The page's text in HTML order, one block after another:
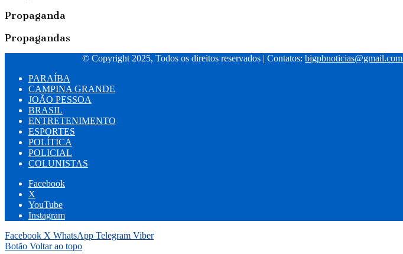
Propaganda
Propagandas
© Copyright 2025, Todos os direitos reservados | Contatos:bigpbnoticias@gmail.com
PARAÍBA
CAMPINA GRANDE
JOÃO PESSOA
BRASIL
ENTRETENIMENTO
ESPORTES
POLÍTICA
POLICIAL
COLUNISTAS
Facebook
X
YouTube
Instagram
Facebook X WhatsApp Telegram Viber
Botão Voltar ao topo